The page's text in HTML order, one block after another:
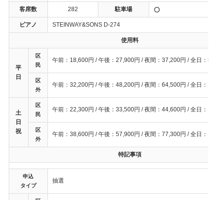
客席数 282 駐車場
ピアノ STEINWAY&SONS D-274
使用料
平
日
区
民
午前：18,600円 / 午後：27,900円 / 夜間：37,200円 / 全日：
区
外
午前：32,200円 / 午後：48,200円 / 夜間：64,500円 / 全日：
土
日
祝
区
民
午前：22,300円 / 午後：33,500円 / 夜間：44,600円 / 全日：
区
外
午前：38,600円 / 午後：57,900円 / 夜間：77,300円 / 全日：
特記事項
申込
タイプ
抽選